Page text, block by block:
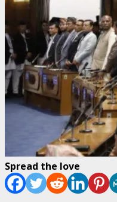
Spread the love